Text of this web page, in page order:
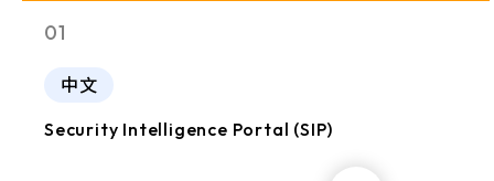
01
中文
Security Intelligence Portal (SIP)